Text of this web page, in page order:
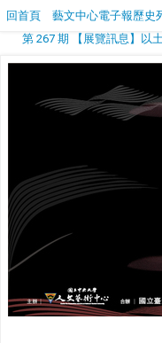
回首頁
藝文中心電子報歷史
第 267 期 【展覽訊息】以